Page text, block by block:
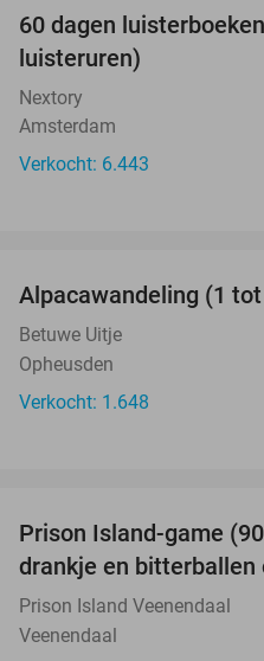
60 dagen
luisteruren)
Nextory
Amsterdam
Verkocht: 6.443
Alpacawandeling (1
Betuwe Uitje
Opheusden
Verkocht: 1.648
Prison Island-game
drankje en bitterballen
Prison Island Veenendaal
Veenendaal